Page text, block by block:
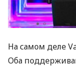
На самом деле
Оба